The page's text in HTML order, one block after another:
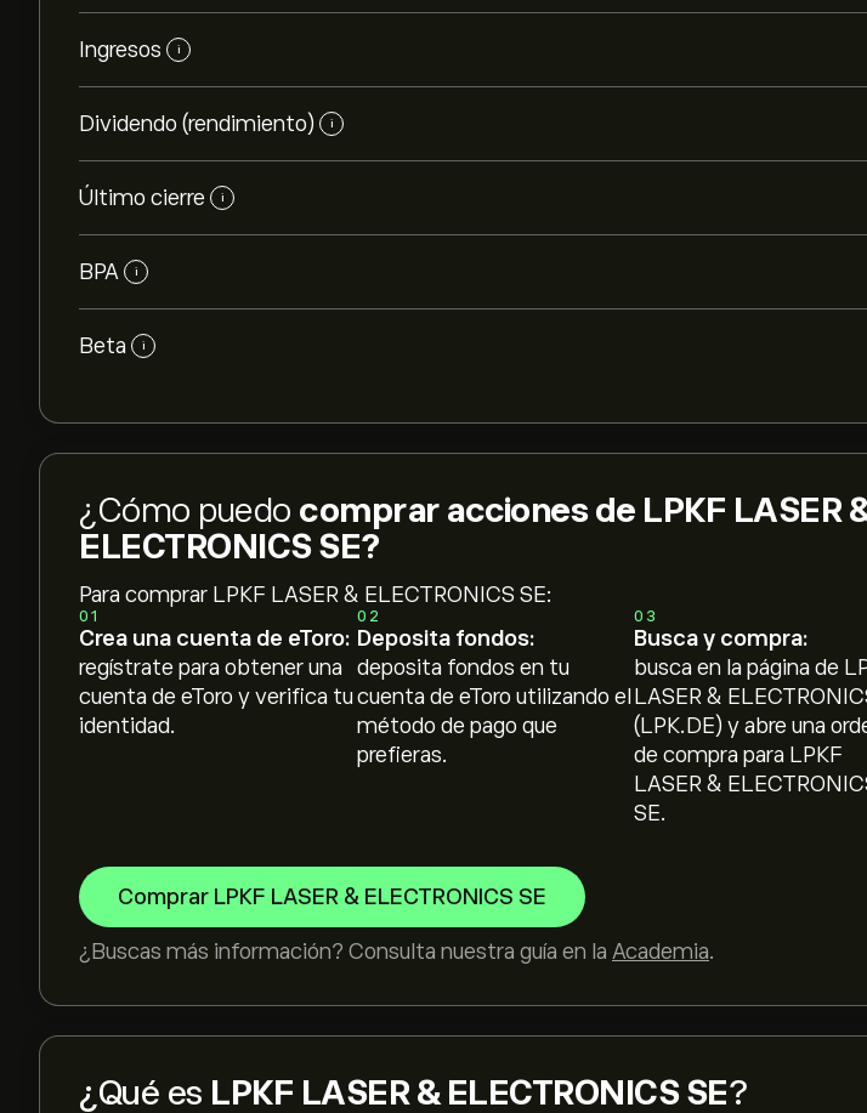
Ingresos i
Dividendo (rendimiento) i
Último cierre i
BPA i
Beta i
¿Cómo puedo comprar acciones de LPKF LASER
ELECTRONICS SE?
Para comprar LPKF LASER & ELECTRONICS SE:
01
Crea una cuenta de eToro:
regístrate para obtener una
cuenta de eToro y verifica tu
identidad.
02
Deposita fondos:
deposita fondos en tu
cuenta de eToro utilizando el
método de pago que
prefieras.
03
Busca y compra:
busca en la página de
LASER &
(LPK.DE) y abre una
de compra para LPKF
LASER &
SE.
Comprar LPKF LASER & ELECTRONICS SE
¿Buscas más información? Consulta nuestra guía en la Academia.
¿Qué es LPKF LASER & ELECTRONICS SE?